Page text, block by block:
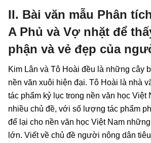
II. Bài văn mẫu Phân
A Phủ và Vợ nhặt để
phận và vẻ đẹp của
Kim Lân và Tô Hoài đều là những cây
nền văn xuôi hiện đại. Tô Hoài là nhà
tác phẩm kỷ lục trong nền văn học Việt
nhiều chủ đề, với số lượng tác phẩm
để lại cho nền văn học Việt Nam
lớn. Viết về chủ đề người nông dân